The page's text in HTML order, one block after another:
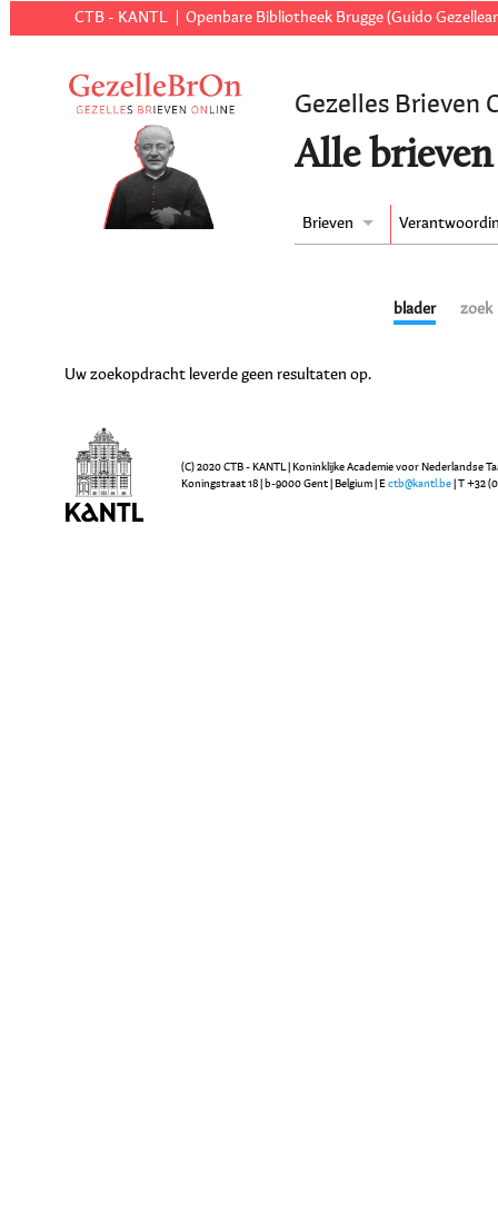
CTB - KANTL Openbare Bibliotheek Brugge (Guido
Gezelles Brieven
Alle brieven
Brieven
blader zoek
Uw zoekopdracht leverde geen resultaten op.
(C) 2020 CTB - KANTL | Koninklijke Academie voor Nederlandse
Koningstraat 18 | b-9000 Gent | Belgium | E ctb@kantl.be | T +32